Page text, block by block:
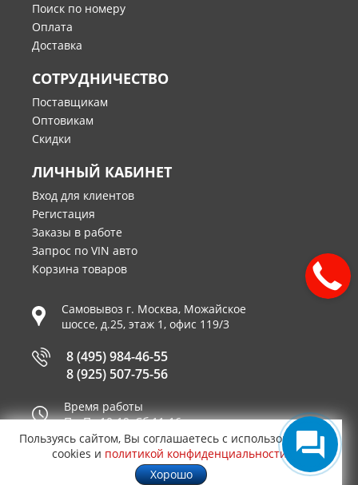
Поиск по номеру
Оплата
Доставка
СОТРУДНИЧЕСТВО
Поставщикам
Оптовикам
Скидки
ЛИЧНЫЙ КАБИНЕТ
Вход для клиентов
Регистация
Заказы в работе
Запрос по VIN авто
Корзина товаров
Самовывоз г. Москва, Можайское
шоссе, д.25, этаж 1, офис 119/3
8 (495) 984-46-55
8 (925) 507-75-56
Время работы
Пн-Пт 10-19, Сб 11-16
Принимаем к оплате
Пользуясь сайтом, Вы соглашаетесь с использованием
cookies и политикой конфиденциальности
Хорошо